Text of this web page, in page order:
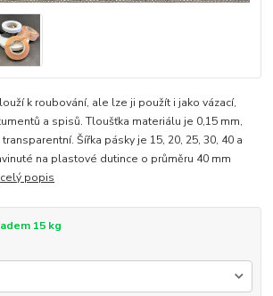
k roubování, ale lze ji použít i jako vázací,
a spisů. Tloušťka materiálu je 0,15 mm,
Šířka pásky je 15, 20, 25, 30, 40 a
na plastové dutince o průměru 40 mm
celý popis
15 kg